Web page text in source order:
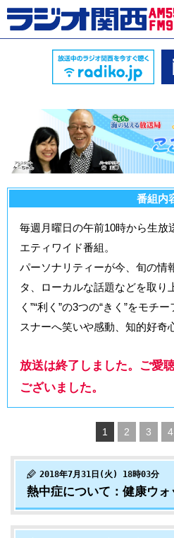
番組内
毎週月曜日の午前10時から生放
エティワイド番組。
パーソナリティーが今、旬の情
タ、ローカルな話題などを取り
く”“利く”の3つの“きく”をモチ
スナーへ笑いや感動、知的好奇
放送は終了しました。ご愛
ございました。
1 2 3 4
2018年7月31日(火) 18時03分
熱中症について：健康ウォ